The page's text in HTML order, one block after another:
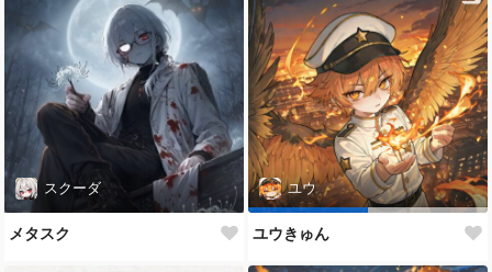
スクーダ
メタスク
ユウ
ユウきゅん